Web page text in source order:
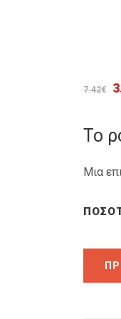
7.42€
Το
Μια